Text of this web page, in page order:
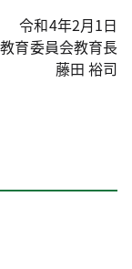
令和4年2月1日
育委員会教育長
藤田 裕司